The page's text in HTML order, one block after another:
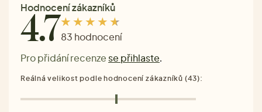
Hodnocení zákazníků
4.783 hodnocení
Pro přidání recenze se přihlaste.
Reálná velikost podle hodnocení zákazníků (43):